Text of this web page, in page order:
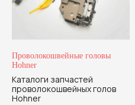
Проволокошвейные головы
Hohner
Каталоги запчастей
проволокошвейных голов
Hohner